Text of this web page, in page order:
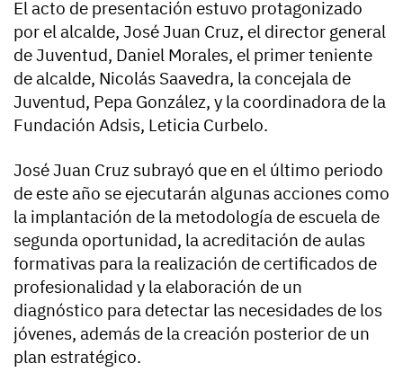
El acto de presentación estuvo protagonizado
por el alcalde, José Juan Cruz, el director general
de Juventud, Daniel Morales, el primer teniente
de alcalde, Nicolás Saavedra, la concejala de
Juventud, Pepa González, y la coordinadora de la
Fundación Adsis, Leticia Curbelo.
José Juan Cruz subrayó que en el último periodo
de este año se ejecutarán algunas acciones como
la implantación de la metodología de escuela de
segunda oportunidad, la acreditación de aulas
formativas para la realización de certificados de
profesionalidad y la elaboración de un
diagnóstico para detectar las necesidades de los
jóvenes, además de la creación posterior de un
plan estratégico.